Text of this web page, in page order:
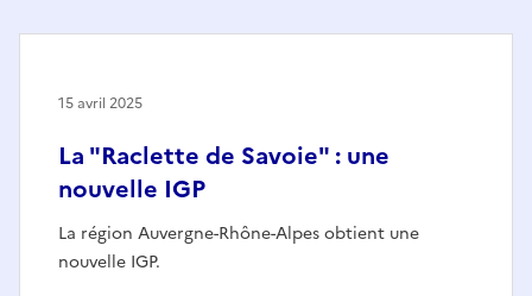
La "Raclette de Savoie" : une
nouvelle IGP
La région Auvergne-Rhône-Alpes obtient une
nouvelle IGP.
15 avril 2025